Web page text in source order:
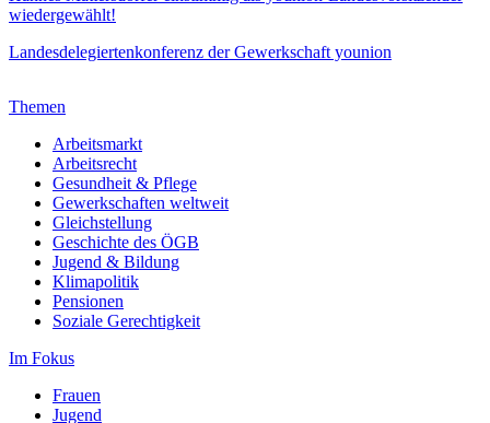
wiedergewählt!
Landesdelegiertenkonferenz der Gewerkschaft younion
Themen
Arbeitsmarkt
Arbeitsrecht
Gesundheit & Pflege
Gewerkschaften weltweit
Gleichstellung
Geschichte des ÖGB
Jugend & Bildung
Klimapolitik
Pensionen
Soziale Gerechtigkeit
Im Fokus
Frauen
Jugend